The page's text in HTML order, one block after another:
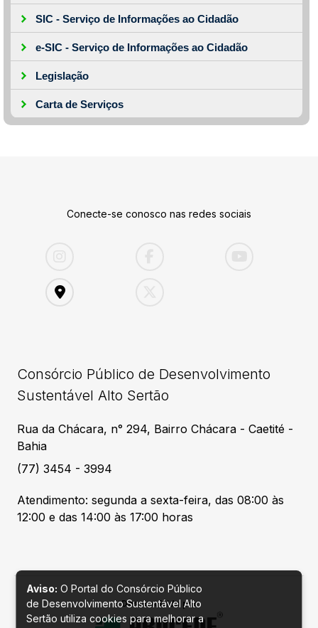
SIC - Serviço de Informações ao Cidadão
e-SIC - Serviço de Informações ao Cidadão
Legislação
Carta de Serviços
Conecte-se conosco nas redes sociais
Consórcio Público de Desenvolvimento
Sustentável Alto Sertão
Rua da Chácara, n° 294, Bairro Chácara - Caetité -
Bahia
(77) 3454 - 3994
Atendimento: segunda a sexta-feira, das 08:00 às
12:00 e das 14:00 às 17:00 horas
Desenvolvido por
Aviso: O Portal do Consórcio Público
de Desenvolvimento Sustentável Alto
Sertão utiliza cookies para melhorar a